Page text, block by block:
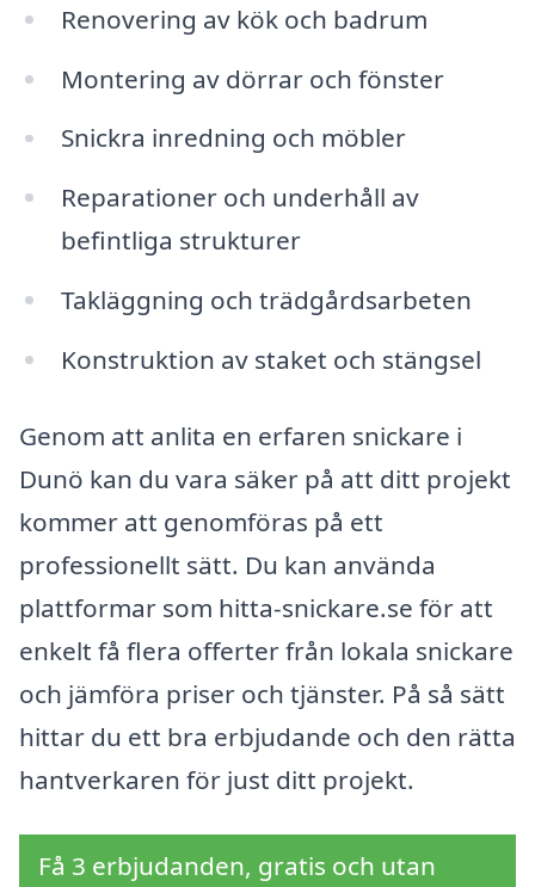
Renovering av kök och badrum
Montering av dörrar och fönster
Snickra inredning och möbler
Reparationer och underhåll av
befintliga strukturer
Takläggning och trädgårdsarbeten
Konstruktion av staket och stängsel
Genom att anlita en erfaren snickare i
Dunö kan du vara säker på att ditt projekt
kommer att genomföras på ett
professionellt sätt. Du kan använda
plattformar som hitta-snickare.se för att
enkelt få flera offerter från lokala snickare
och jämföra priser och tjänster. På så sätt
hittar du ett bra erbjudande och den rätta
hantverkaren för just ditt projekt.
Få 3 erbjudanden, gratis och utan